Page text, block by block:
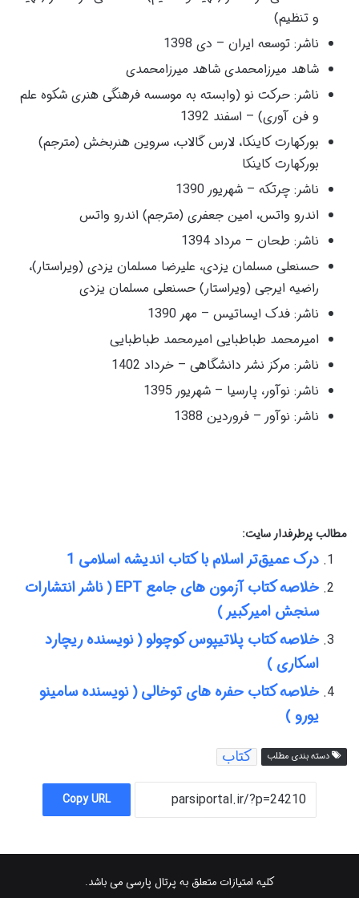
و تنظیم)
ناشر: توسعه ایران – دی 1398
شاهد میرزامحمدی شاهد میرزامحمدی
ناشر: حرکت نو (وابسته به موسسه فرهنگی هنری شکوه علم
و فن آوری) – اسفند 1392
بورکهارت کاینکا، لارس گالاب، سروین هنربخش (مترجم)
بورکهارت کاینکا
ناشر: چرتکه – شهریور 1390
اندرو واتس، امین جعفری (مترجم) اندرو واتس
ناشر: طحان – مرداد 1394
حسنعلی مسلمان یزدی، علیرضا مسلمان یزدی (ویراستار)،
راضیه ایرجی (ویراستار) حسنعلی مسلمان یزدی
ناشر: فدک ایساتیس – مهر 1390
امیرمحمد طباطبایی امیرمحمد طباطبایی
ناشر: مرکز نشر دانشگاهی – خرداد 1402
ناشر: نوآور، پارسیا – شهریور 1395
ناشر: نوآور – فروردین 1388
مطالب پرطرفدار سایت:
درک عمیق‌تر اسلام با کتاب اندیشه اسلامی 1
خلاصه کتاب آزمون های جامع EPT ( ناشر انتشارات
سنجش امیرکبیر )
خلاصه کتاب پلاتیپوس کوچولو ( نویسنده ریچارد
اسکاری )
خلاصه کتاب حفره های توخالی ( نویسنده سامینو
یورو )
دسته بندی مطلب کتاب
Copy URL
کلیه امتیازات متعلق به پرتال پارسی می باشد.